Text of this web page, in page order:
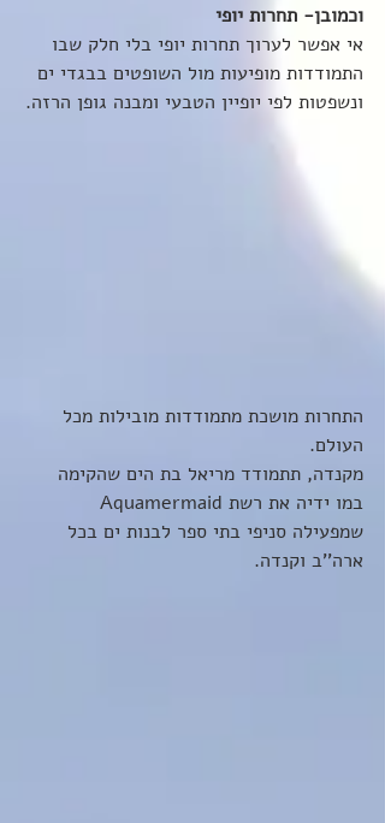
וכמובן- תחרות יופי
אי אפשר לערוך תחרות יופי בלי חלק שבו
התמודדות מופיעות מול השופטים בבגדי ים
ונשפטות לפי יופיין הטבעי ומבנה גופן הרזה.
התחרות מושכת מתמודדות מובילות מכל
העולם.
מקנדה, תתמודד מריאל בת הים שהקימה
שמפעילה סניפי בתי ספר לבנות ים בכל
ארה''ב וקנדה.